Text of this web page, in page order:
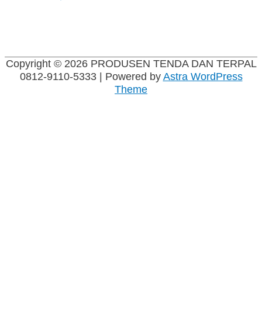
Copyright © 2026 PRODUSEN TENDA DAN TERPAL
0812-9110-5333| Powered byAstra WordPress
Theme